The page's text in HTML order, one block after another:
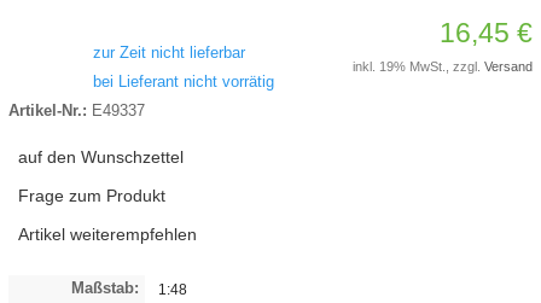
zur Zeit nicht lieferbar
bei Lieferant nicht vorrätig
Artikel-Nr.: E49337
auf den Wunschzettel
Frage zum Produkt
Artikel weiterempfehlen
16,45 €
inkl. 19% MwSt., zzgl.Versand
Maßstab: 1:48